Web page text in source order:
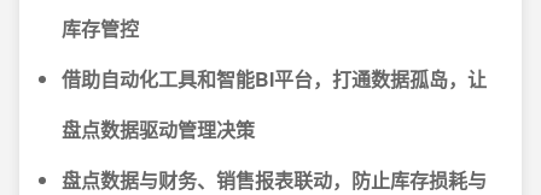
库存管控
借助自动化工具和智能BI平台，打通数据孤岛，让
盘点数据驱动管理决策
盘点数据与财务、销售报表联动，防止库存损耗与